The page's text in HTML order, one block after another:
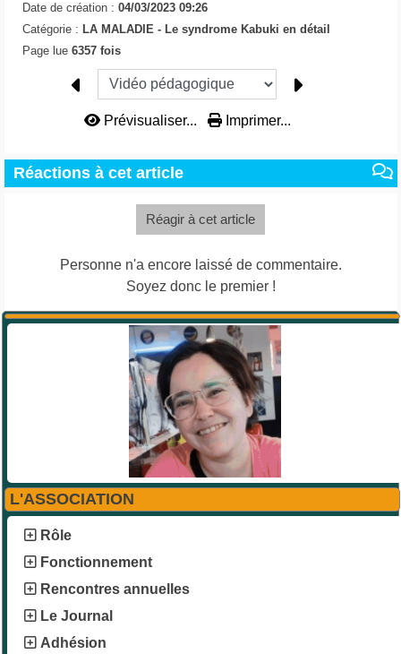
L'ASSOCIATION
Rôle
Fonctionnement
Rencontres annuelles
Le Journal
Adhésion
Date de création : 04/03/2023 09:26
Catégorie : LA MALADIE - Le syndrome Kabuki en détail
Page lue 6357 fois
Prévisualiser... Imprimer...
Réactions à cet article
Réagir à cet article
Personne n'a encore laissé de commentaire.
Soyez donc le premier !